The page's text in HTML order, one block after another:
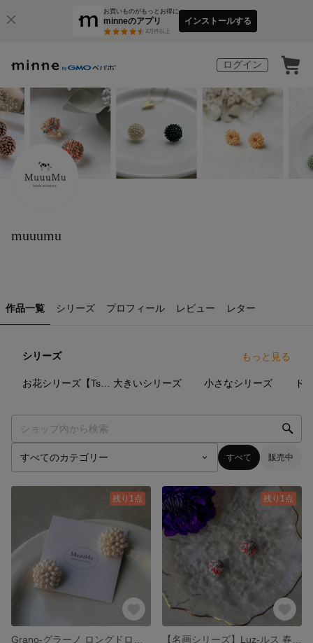
お買いものがもっとお得に
minneのアプリ
3万件以上
インストールする
ログイン
muuumu
作品一覧 シリーズ プロフィール レビュー レター
シリーズ もっと見る
大きいシリーズ 小さなシリーズ ド
すべて 販売中
残り1点 残り1点